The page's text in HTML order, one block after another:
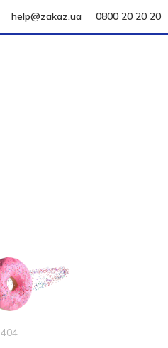
help@zakaz.ua 0800 20 20 20
404